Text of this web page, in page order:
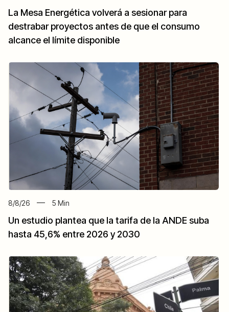
La Mesa Energética volverá a sesionar para
destrabar proyectos antes de que el consumo
alcance el límite disponible
8/8/26 5 Min
Un estudio plantea que la tarifa de la ANDE suba
hasta 45,6% entre 2026 y 2030